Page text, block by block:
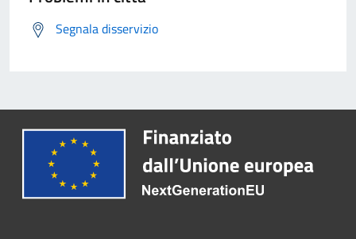
Segnala disservizio